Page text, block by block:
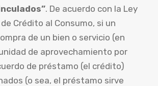
. De acuerdo con la Ley
Crédito al Consumo, si un
de un bien o servicio (en
de aprovechamiento por
de préstamo (el crédito)
(o sea, el préstamo sirve